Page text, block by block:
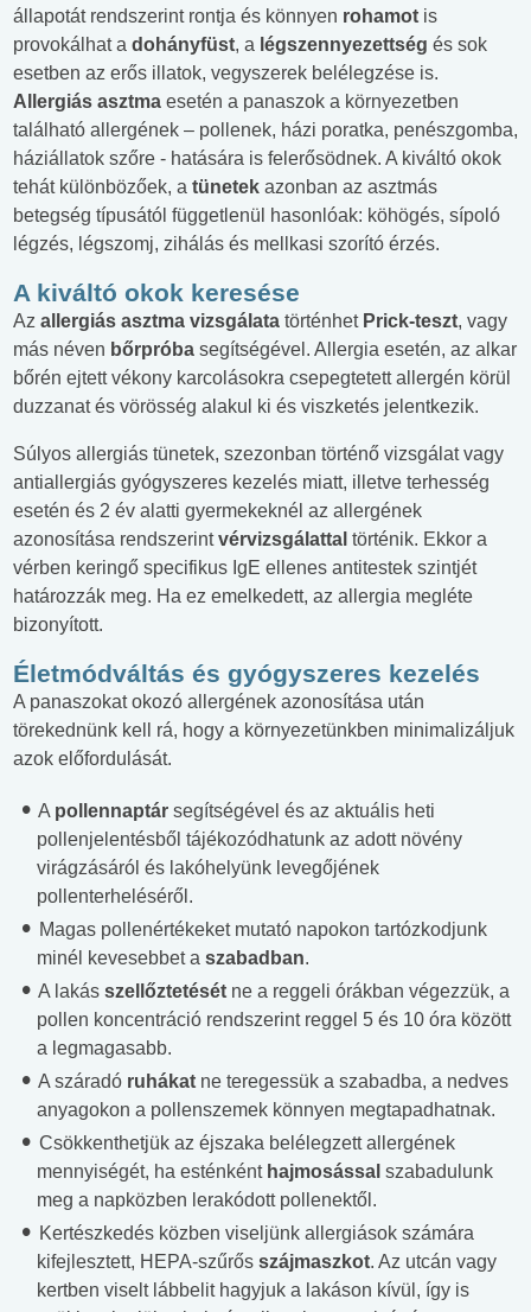
állapotát rendszerint rontja és könnyen rohamot is
provokálhat a dohányfüst, a légszennyezettség és sok
esetben az erős illatok, vegyszerek belélegzése is.
Allergiás asztma esetén a panaszok a környezetben
található allergének – pollenek, házi poratka, penészgomba,
háziállatok szőre - hatására is felerősödnek. A kiváltó okok
tehát különbözőek, a tünetek azonban az asztmás
betegség típusától függetlenül hasonlóak: köhögés, sípoló
légzés, légszomj, zihálás és mellkasi szorító érzés.
A kiváltó okok keresése
Az allergiás asztma vizsgálata történhetPrick-teszt, vagy
más néven bőrpróba segítségével. Allergia esetén, az alkar
bőrén ejtett vékony karcolásokra csepegtetett allergén körül
duzzanat és vörösség alakul ki és viszketés jelentkezik.
Súlyos allergiás tünetek, szezonban történő vizsgálat vagy
antiallergiás gyógyszeres kezelés miatt, illetve terhesség
esetén és 2 év alatti gyermekeknél az allergének
azonosítása rendszerintvérvizsgálattal történik. Ekkor a
vérben keringő specifikus IgE ellenes antitestek szintjét
határozzák meg. Ha ez emelkedett, az allergia megléte
bizonyított.
Életmódváltás és gyógyszeres kezelés
A panaszokat okozó allergének azonosítása után
törekednünk kell rá, hogy a környezetünkben minimalizáljuk
azok előfordulását.
A pollennaptár segítségével és az aktuális heti
pollenjelentésből tájékozódhatunk az adott növény
virágzásáról és lakóhelyünk levegőjének
pollenterheléséről.
Magas pollenértékeket mutató napokon tartózkodjunk
minél kevesebbet a szabadban.
A lakás szellőztetését ne a reggeli órákban végezzük, a
pollen koncentráció rendszerint reggel 5 és 10 óra között
a legmagasabb.
A száradó ruhákat ne teregessük a szabadba, a nedves
anyagokon a pollenszemek könnyen megtapadhatnak.
Csökkenthetjük az éjszaka belélegzett allergének
mennyiségét, ha esténként hajmosással szabadulunk
meg a napközben lerakódott pollenektől.
Kertészkedés közben viseljünk allergiások számára
kifejlesztett, HEPA-szűrős szájmaszkot. Az utcán vagy
kertben viselt lábbelit hagyjuk a lakáson kívül, így is